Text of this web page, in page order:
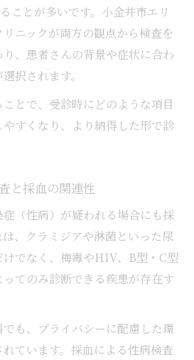
ことが多いです。小金井市エリ
ニックが両方の観点から検査を
、患者さんの背景や症状に合わ
択されます。
とで、受診時にどのような項目
すくなり、より納得した形で診
と採血の関連性
（性病）が疑われる場合にも採
、クラミジアや淋菌といった尿
でなく、梅毒やHIV、B型・C型
てのみ診断できる疾患が存在す
も、プライバシーに配慮した環
ています。採血による性病検査